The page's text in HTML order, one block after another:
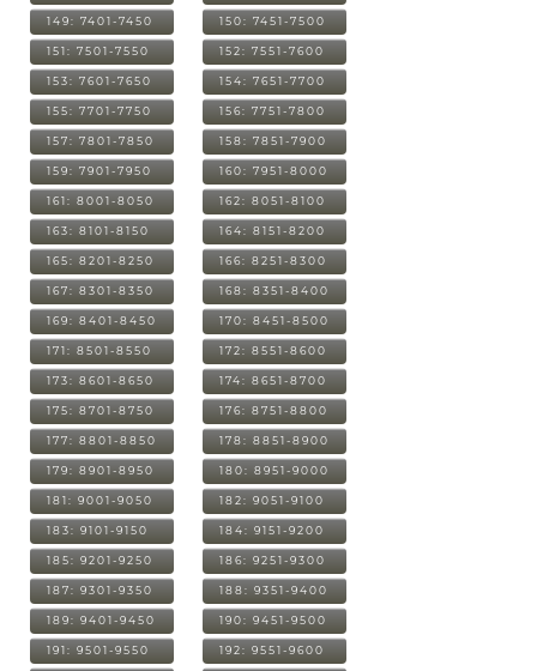
149: 7401-7450 150: 7451-7500
151: 7501-7550 152: 7551-7600
153: 7601-7650 154: 7651-7700
155: 7701-7750 156: 7751-7800
157: 7801-7850 158: 7851-7900
159: 7901-7950 160: 7951-8000
161: 8001-8050 162: 8051-8100
163: 8101-8150 164: 8151-8200
165: 8201-8250 166: 8251-8300
167: 8301-8350 168: 8351-8400
169: 8401-8450 170: 8451-8500
171: 8501-8550 172: 8551-8600
173: 8601-8650 174: 8651-8700
175: 8701-8750 176: 8751-8800
177: 8801-8850 178: 8851-8900
179: 8901-8950 180: 8951-9000
181: 9001-9050 182: 9051-9100
183: 9101-9150 184: 9151-9200
185: 9201-9250 186: 9251-9300
187: 9301-9350 188: 9351-9400
189: 9401-9450 190: 9451-9500
191: 9501-9550 192: 9551-9600